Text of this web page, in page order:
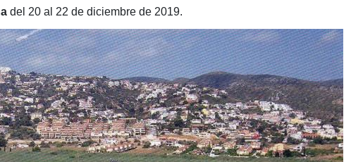
del 20 al 22 de diciembre de 2019.